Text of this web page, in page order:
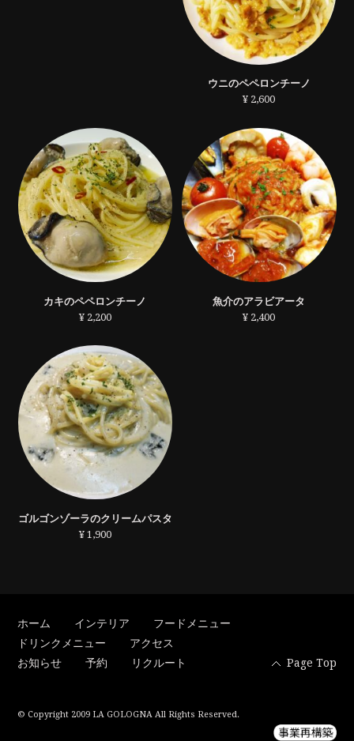
ウニのペペロンチーノ
¥ 2,600
カキのペペロンチーノ
¥ 2,200
魚介のアラビアータ
¥ 2,400
ゴルゴンゾーラのクリームパスタ
¥ 1,900
ホーム インテリア
フードメニュー
ドリンクメニュー
アクセス
お知らせ
予約 リクルート Page Top
© Copyright 2009 LA GOLOGNA All Rights Reserved.